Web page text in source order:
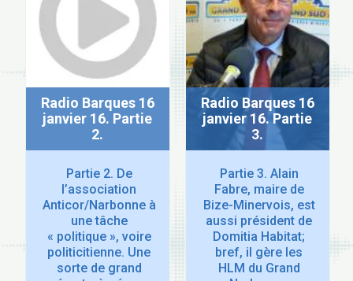
Radio Barques 16
janvier 16. Partie
2.
Partie 2. De
l’association
Anticor/Narbonne à
une tâche
« politique », voire
politicitienne. Une
sorte de grand
Radio Barques 16
janvier 16. Partie
3.
Partie 3. Alain
Fabre, maire de
Bize-Minervois, est
aussi président de
Domitia Habitat;
bref, il gère les
HLM du Grand